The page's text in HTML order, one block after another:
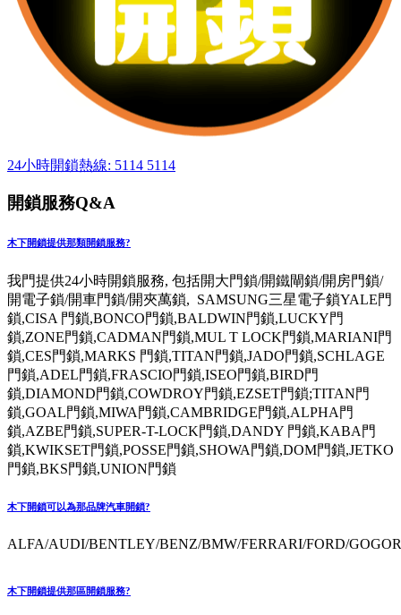
24小時開鎖熱線: 5114 5114
開鎖服務Q&A
木下開鎖提供那類開鎖服務?
我門提供24小時開鎖服務, 包括開大門鎖/開鐵閘鎖/開房門鎖/
開電子鎖/開車門鎖/開夾萬鎖, SAMSUNG三星電子鎖YALE門
鎖,CISA 門鎖,BONCO門鎖,BALDWIN門鎖,LUCKY門
鎖,ZONE門鎖,CADMAN門鎖,MUL T LOCK門鎖,MARIANI門
鎖,CES門鎖,MARKS 門鎖,TITAN門鎖,JADO門鎖,SCHLAGE
門鎖,ADEL門鎖,FRASCIO門鎖,ISEO門鎖,BIRD門
鎖,DIAMOND門鎖,COWDROY門鎖,EZSET門鎖;TITAN門
鎖,GOAL門鎖,MIWA門鎖,CAMBRIDGE門鎖,ALPHA門
鎖,AZBE門鎖,SUPER-T-LOCK門鎖,DANDY 門鎖,KABA門
鎖,KWIKSET門鎖,POSSE門鎖,SHOWA門鎖,DOM門鎖,JETKO
門鎖,BKS門鎖,UNION門鎖
木下開鎖可以為那品牌汽車開鎖?
ALFA/AUDI/BENTLEY/BENZ/BMW/FERRARI/FORD/
木下開鎖提供那區開鎖服務?